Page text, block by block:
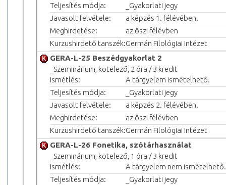
Teljesítés módja:
_Gyakorlati jegy
Javasolt felvétele:
a képzés 1. félévében.
Meghirdetése:
az őszi félévben
Kurzushirdető tanszék:Germán Filológiai Intézet
GERA-L-25 Beszédgyakorlat 2
_Szeminárium, kötelező, 2 óra / 3 kredit
Ismétlés:
A tárgyelem ismételhető.
Teljesítés módja:
_Gyakorlati jegy
Javasolt felvétele:
a képzés 2. félévében.
Meghirdetése:
az őszi félévben
Kurzushirdető tanszék:Germán Filológiai Intézet
GERA-L-26 Fonetika, szótárhasználat
_Szeminárium, kötelező, 1 óra / 3 kredit
Ismétlés:
A tárgyelem nem ismételhető.
Teljesítés módja:
_Gyakorlati jegy